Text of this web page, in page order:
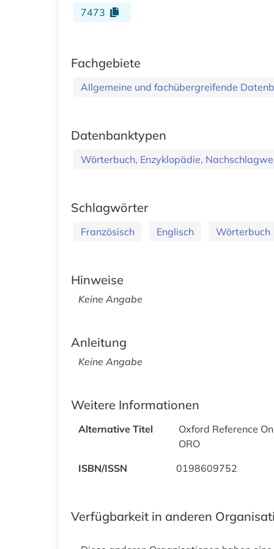
7473
Fachgebiete
Allgemeine und fachübergreifende
Datenbanktypen
Wörterbuch, Enzyklopädie,
Schlagwörter
Französisch Englisch Wörterbuch
Hinweise
Keine Angabe
Anleitung
Keine Angabe
Weitere Informationen
Alternative Titel
Oxford Reference
ORO
ISBN/ISSN
0198609752
Verfügbarkeit in anderen